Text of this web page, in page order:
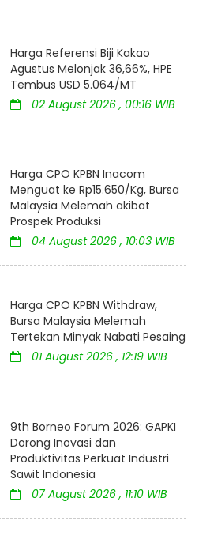
Harga Referensi Biji Kakao
Agustus Melonjak 36,66%, HPE
Tembus USD 5.064/MT
02 August 2026 , 00:16 WIB
Harga CPO KPBN Inacom
Menguat ke Rp15.650/Kg, Bursa
Malaysia Melemah akibat
Prospek Produksi
04 August 2026 , 10:03 WIB
Harga CPO KPBN Withdraw,
Bursa Malaysia Melemah
Tertekan Minyak Nabati Pesaing
01 August 2026 , 12:19 WIB
9th Borneo Forum 2026: GAPKI
Dorong Inovasi dan
Produktivitas Perkuat Industri
Sawit Indonesia
07 August 2026 , 11:10 WIB